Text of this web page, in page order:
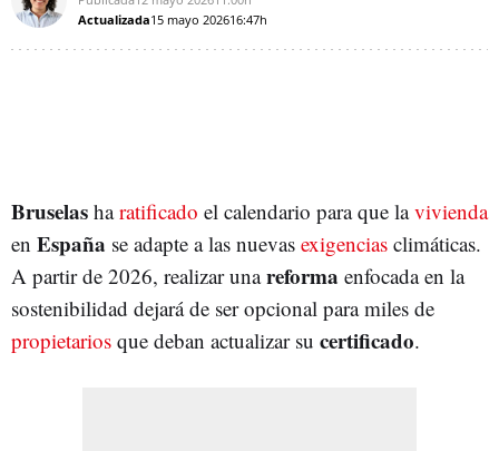
Actualizada15 mayo 202616:47h
Bruselas haratificado el calendario para que lavivienda
en España se adapte a las nuevas exigencias climáticas.
A partir de 2026, realizar unareforma enfocada en la
sostenibilidad dejará de ser opcional para miles de
propietarios que deban actualizar su certificado.